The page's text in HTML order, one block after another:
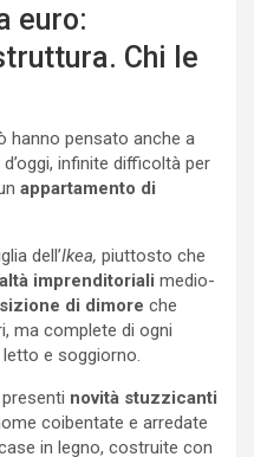
euro:
Chi le
hanno pensato anche a
infinite difficoltà per
appartamento di
dell’Ikea, piuttosto che
imprenditoriali medio-
di dimore che
ma complete di ogni
e soggiorno.
novità stuzzicanti
coibentate e arredate
in legno, costruite con